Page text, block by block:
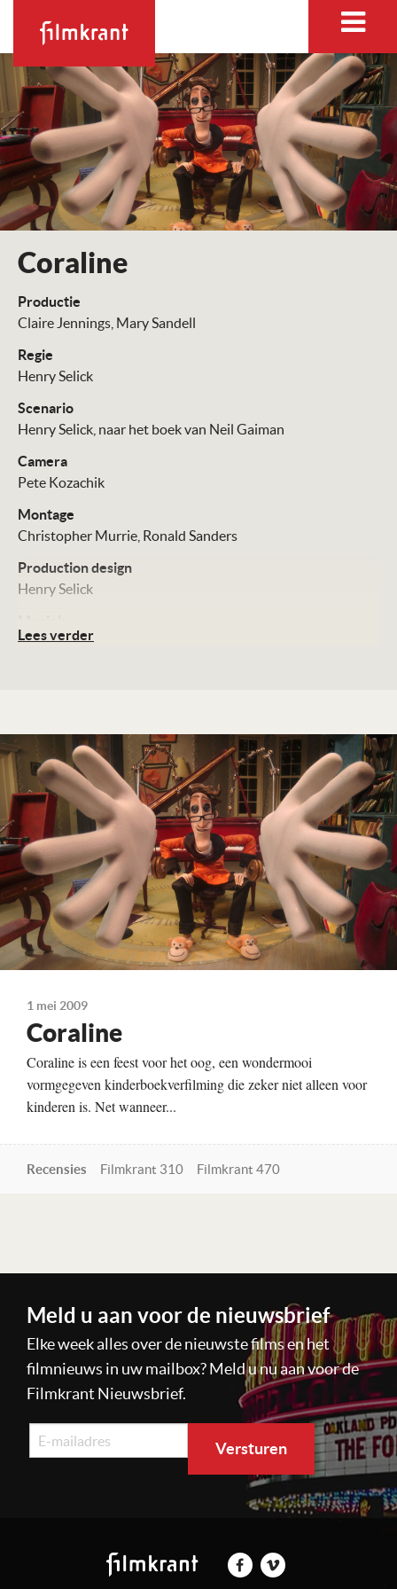
Coraline
Productie
Claire Jennings Mary Sandell
Regie
Henry Selick
Scenario
Henry Selick naar het boek van Neil Gaiman
Camera
Pete Kozachik
Montage
Christopher Murrie Ronald Sanders
Production design
Henry Selick
Bruno Coulais
Distributie
Piece of Magic (rerelease)
UPI (13 mei 2009)
Technische Details
Kleur, 100 minuten
Te zien vanaf
15-08-2024
Land
Verenigde Staten, 2009
Lees verder
1 mei 2009
Coraline
Coraline is een feest voor het oog, een wondermooi
vormgegeven kinderboekverfilming die zeker niet alleen voor
kinderen is. Net wanneer...
Recensies Filmkrant 310 Filmkrant 470
Meld u aan voor de nieuwsbrief
Elke week alles over de nieuwste films en het
filmnieuws in uw mailbox? Meld u nu aan voor de
Filmkrant Nieuwsbrief.